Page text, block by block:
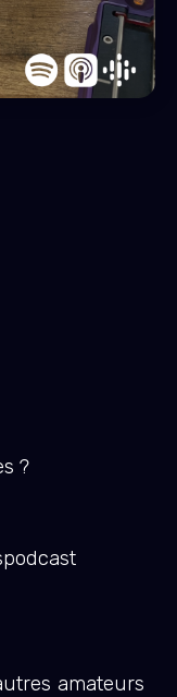
?
amateurs